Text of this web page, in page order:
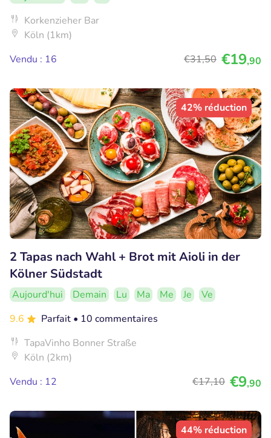
Korkenzieher Bar
Köln (1km)
Vendu : 16
€31,50 €19,90
42% réduction
2 Tapas nach Wahl + Brot mit Aioli in der
Kölner Südstadt
Aujourd'hui Demain Lu Ma Me Je
Ve
9.6
Parfait • 10 commentaires
TapaVinho Bonner Straße
Köln (2km)
Vendu : 12
€17,10 €9,90
44% réduction